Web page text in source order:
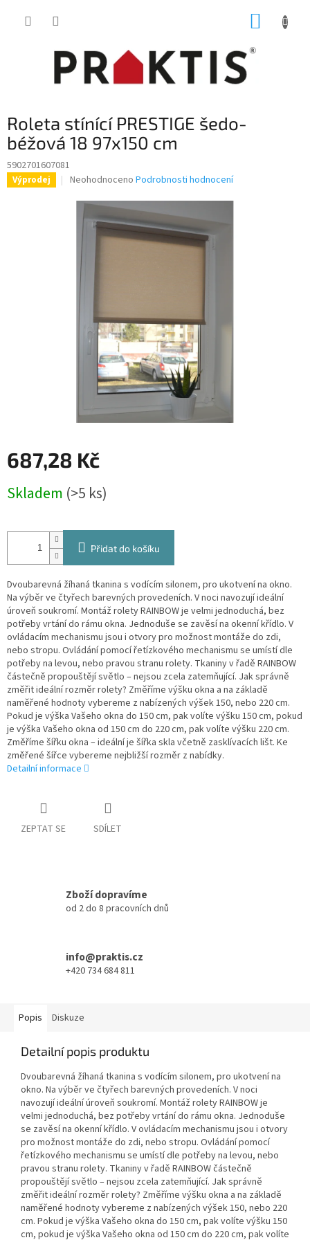
Roleta stínící PRESTIGE šedo-
béžová 18 97x150 cm
5902701607081
Výprodej
Průměrné
produktu
hvězdiček.
Neohodnoceno Podrobnosti hodnocení
687,28 Kč
cena:
Skladem (>5 ks)
Přidat do košíku
Dvoubarevná žíhaná tkanina s vodícím silonem, pro ukotvení na okno.
Na výběr ve čtyřech barevných provedeních. V noci navozují ideální
úroveň soukromí. Montáž rolety RAINBOW je velmi jednoduchá, bez
potřeby vrtání do rámu okna. Jednoduše se zavěsí na okenní křídlo. V
ovládacím mechanismu jsou i otvory pro možnost montáže do zdi,
nebo stropu. Ovládání pomocí řetízkového mechanismu se umístí dle
potřeby na levou, nebo pravou stranu rolety. Tkaniny v řadě RAINBOW
částečně propouštějí světlo – nejsou zcela zatemňující. Jak správně
změřit ideální rozměr rolety? Změříme výšku okna a na základě
naměřené hodnoty vybereme z nabízených výšek 150, nebo 220 cm.
Pokud je výška Vašeho okna do 150 cm, pak volíte výšku 150 cm, pokud
je výška Vašeho okna od 150 cm do 220 cm, pak volíte výšku 220 cm.
Změříme šířku okna – ideální je šířka skla včetně zasklívacích lišt. Ke
změřené šířce vybereme nejbližší rozměr z nabídky.
Detailní informace
ZEPTAT SE SDÍLET
Zboží dopravíme
od 2 do 8 pracovních dnů
info@praktis.cz
+420 734 684 811
Popis Diskuze
Detailní popis produktu
Dvoubarevná žíhaná tkanina s vodícím silonem, pro ukotvení na
okno. Na výběr ve čtyřech barevných provedeních. V noci
navozují ideální úroveň soukromí. Montáž rolety RAINBOW je
velmi jednoduchá, bez potřeby vrtání do rámu okna. Jednoduše
se zavěsí na okenní křídlo. V ovládacím mechanismu jsou i otvory
pro možnost montáže do zdi, nebo stropu. Ovládání pomocí
řetízkového mechanismu se umístí dle potřeby na levou, nebo
pravou stranu rolety. Tkaniny v řadě RAINBOW částečně
propouštějí světlo – nejsou zcela zatemňující. Jak správně
změřit ideální rozměr rolety? Změříme výšku okna a na základě
naměřené hodnoty vybereme z nabízených výšek 150, nebo 220
cm. Pokud je výška Vašeho okna do 150 cm, pak volíte výšku 150
cm, pokud je výška Vašeho okna od 150 cm do 220 cm, pak volíte